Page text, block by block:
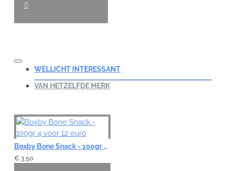
WELLICHT INTERESSANT
VAN HETZELFDE MERK
Boxby Bone Snack - 100gr 4 voor 12 euro
€ 3,50